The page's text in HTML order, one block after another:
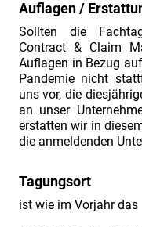
Auflagen /
Sollten die
Contract & Claim
Auflagen in Bezug
Pandemie nicht
uns vor, die
an unser
erstatten wir in
die anmeldenden
Tagungsort
ist wie im Vorjahr das
Jürgen
Scheidt
Fachtagung
2019:
Contract
&
Management“
am